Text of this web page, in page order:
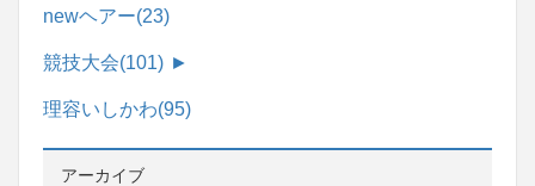
newヘアー(23)
競技大会(101) ►
理容いしかわ(95)
アーカイブ